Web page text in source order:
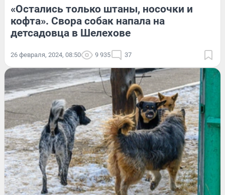
«Остались только штаны, носочки и
кофта». Свора собак напала на
детсадовца в Шелехове
26 февраля, 2024, 08:50 9 935 37